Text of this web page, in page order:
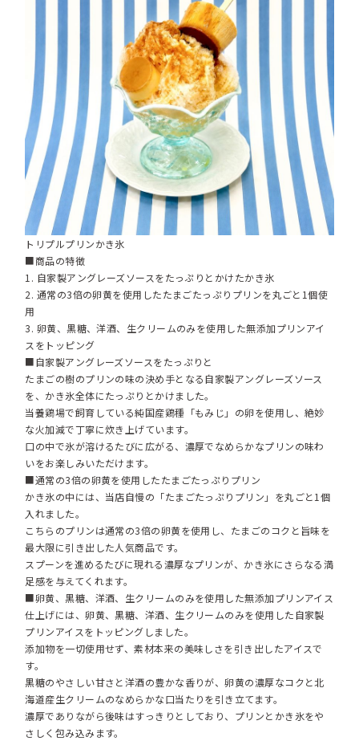
トリプルプリンかき氷
■商品の特徴
1. 自家製アングレーズソースをたっぷりとかけたかき氷
2. 通常の3倍の卵黄を使用したたまごたっぷりプリンを丸ごと1個使
用
3. 卵黄、黒糖、洋酒、生クリームのみを使用した無添加プリンアイ
スをトッピング
■自家製アングレーズソースをたっぷりと
たまごの樹のプリンの味の決め手となる自家製アングレーズソース
を、かき氷全体にたっぷりとかけました。
当養鶏場で飼育している純国産鶏種「もみじ」の卵を使用し、絶妙
な火加減で丁寧に炊き上げています。
口の中で氷が溶けるたびに広がる、濃厚でなめらかなプリンの味わ
いをお楽しみいただけます。
■通常の3倍の卵黄を使用したたまごたっぷりプリン
かき氷の中には、当店自慢の「たまごたっぷりプリン」を丸ごと1個
入れました。
こちらのプリンは通常の3倍の卵黄を使用し、たまごのコクと旨味を
最大限に引き出した人気商品です。
スプーンを進めるたびに現れる濃厚なプリンが、かき氷にさらなる満
足感を与えてくれます。
■卵黄、黒糖、洋酒、生クリームのみを使用した無添加プリンアイス
仕上げには、卵黄、黒糖、洋酒、生クリームのみを使用した自家製
プリンアイスをトッピングしました。
添加物を一切使用せず、素材本来の美味しさを引き出したアイスで
す。
黒糖のやさしい甘さと洋酒の豊かな香りが、卵黄の濃厚なコクと北
海道産生クリームのなめらかな口当たりを引き立てます。
濃厚でありながら後味はすっきりとしており、プリンとかき氷をや
さしく包み込みます。